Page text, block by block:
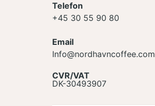
Telefon
+45 30 55 90 80
Email
Info@nordhavncoffee.com
CVR/VAT
DK-30493907